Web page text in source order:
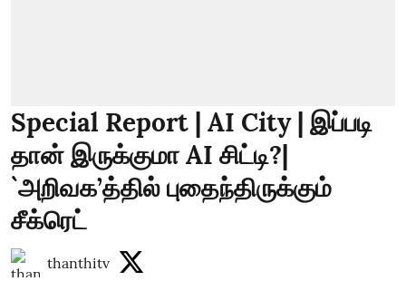
Special Report | AI City | இப்படி
தான் இருக்குமா AI சிட்டி?|
`அறிவக’த்தில் புதைந்திருக்கும்
சீக்ரெட்
thanthitv